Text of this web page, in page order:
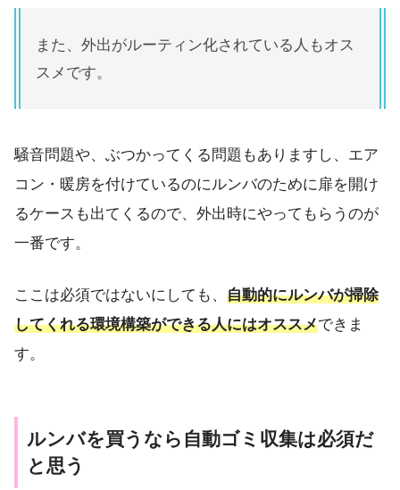
また、外出がルーティン化されている人もオス
スメです。
騒音問題や、ぶつかってくる問題もありますし、エア
コン・暖房を付けているのにルンバのために扉を開け
るケースも出てくるので、外出時にやってもらうのが
一番です。
ここは必須ではないにしても、 自動的にルンバが掃除
してくれる環境構築ができる人にはオススメできま
す。
ルンバを買うなら自動ゴミ収集は必須だ
と思う